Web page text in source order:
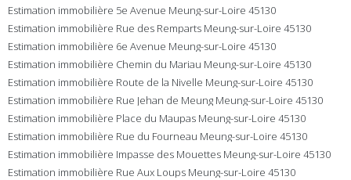
Estimation immobilière 5e Avenue Meung-sur-Loire 45130
Estimation immobilière Rue des Remparts Meung-sur-Loire 45130
Estimation immobilière 6e Avenue Meung-sur-Loire 45130
Estimation immobilière Chemin du Mariau Meung-sur-Loire 45130
Estimation immobilière Route de la Nivelle Meung-sur-Loire 45130
Estimation immobilière Rue Jehan de Meung Meung-sur-Loire 45130
Estimation immobilière Place du Maupas Meung-sur-Loire 45130
Estimation immobilière Rue du Fourneau Meung-sur-Loire 45130
Estimation immobilière Impasse des Mouettes Meung-sur-Loire 45130
Estimation immobilière Rue Aux Loups Meung-sur-Loire 45130